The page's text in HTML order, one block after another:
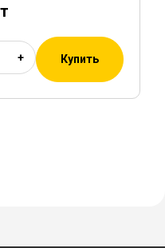
+ Купить